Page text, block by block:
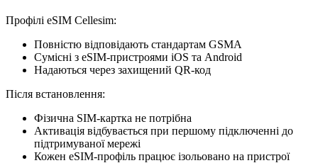
Профілі eSIM Cellesim:
Повністю відповідають стандартам GSMA
Сумісні з eSIM-пристроями iOS та Android
Надаються через захищений QR-код
Після встановлення:
Фізична SIM-картка не потрібна
Активація відбувається при першому підключенні до
підтримуваної мережі
Кожен eSIM-профіль працює ізольовано на пристрої